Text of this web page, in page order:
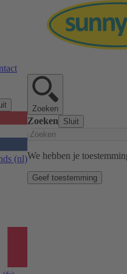
(nl)
Zoeken
Zoeken Sluit
We hebben je
Geef toestemming